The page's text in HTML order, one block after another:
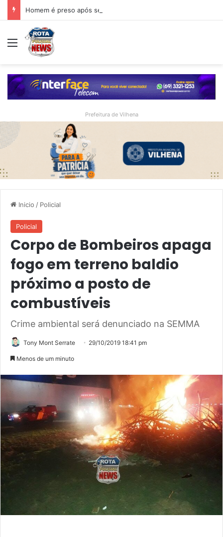
Menu
Prefeitura de Vilhena
Inicio / Policial
Policial
Corpo de Bombeiros apaga
fogo em terreno baldio
próximo a posto de
combustíveis
Crime ambiental será denunciado na SEMMA
Tony Mont Serrate 29/10/2019 18:41 pm
Menos de um minuto